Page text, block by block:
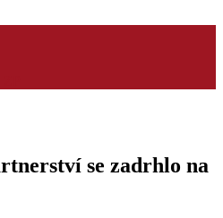
se zadrhlo na